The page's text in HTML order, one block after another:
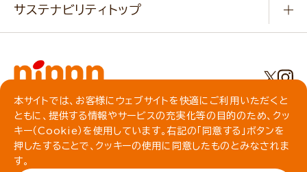
経営理念・経営方針・行動規範・行動指針
ニップンの歴史
事業場・工場一覧
IR情報
IRライブラリ
株主総会・株式関連情報／社債・格付情報
よくいただくご質問
サステナビリティトップ
基本方針
社会
食育への取り組み
プライバシーポリシー
クッキーポリシー
動作環境について
ソーシャルメディアガイドライン
サイトマップ
本サイトでは、お客様にウェブサイトを快適にご利用いただくと
ともに、提供する情報やサービスの充実化等の目的のため、クッ
キー（Cookie）を使用しています。右記の「同意する」ボタンを
押したすることで、クッキーの使用に同意したものとみなされま
す。